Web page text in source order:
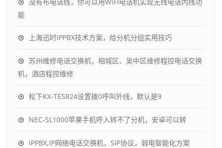
能
上海迅时IPPBX技术方案，给分机分组实用技巧
苏州维修电话交换机，相城区、吴中区维修程控电话交换
机，酒店程控维修
松下KX-TES824设置拨0呼叫外线，默认是9
NEC-SL1000苹果手机呼入转不了分机，安卓可以转
IPPBX,IP网络电话交换机，SIP协议，弱电智能化方案